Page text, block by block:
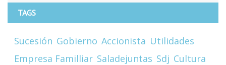
TAGS
Sucesión Gobierno Accionista Utilidades
Empresa Familliar Saladejuntas Sdj Cultura